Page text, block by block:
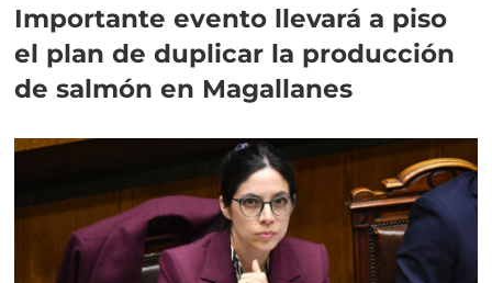
Importante evento llevará a piso
el plan de duplicar la producción
de salmón en Magallanes